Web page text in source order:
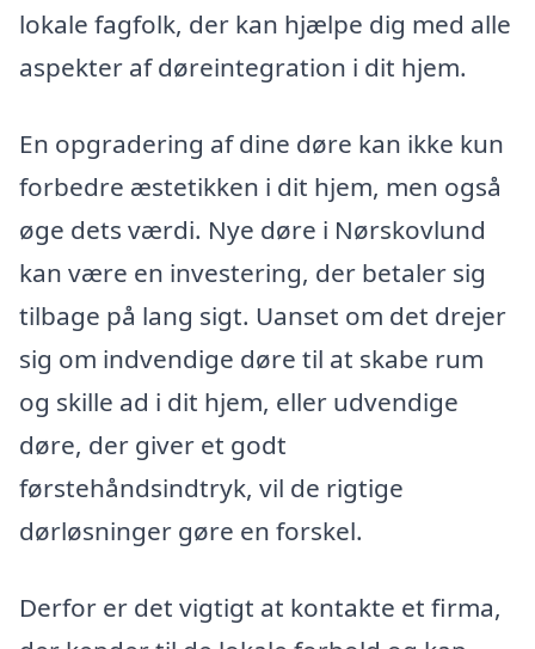
lokale fagfolk, der kan hjælpe dig med alle
aspekter af døreintegration i dit hjem.
En opgradering af dine døre kan ikke kun
forbedre æstetikken i dit hjem, men også
øge dets værdi. Nye døre i Nørskovlund
kan være en investering, der betaler sig
tilbage på lang sigt. Uanset om det drejer
sig om indvendige døre til at skabe rum
og skille ad i dit hjem, eller udvendige
døre, der giver et godt
førstehåndsindtryk, vil de rigtige
dørløsninger gøre en forskel.
Derfor er det vigtigt at kontakte et firma,